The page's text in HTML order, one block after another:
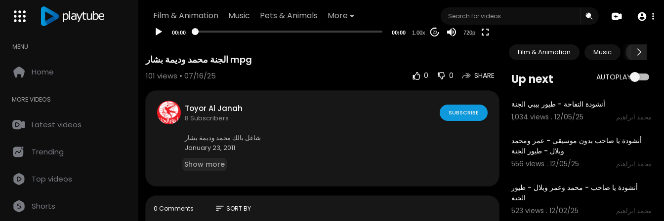
Film & Animation Music Pets & Animals More
MENU
Home
MORE VIDEOS
Latest videos
Trending
Top videos
Shorts
00:00 00:00 1.00x 20 720p
Film & Animation Music Pets &
Up next AUTOPLAY
أنشودة التفاحة - طيور بيبي الجنة
1,034 views . 12/05/25
محمد ابراهيم
أنشودة يا صاحب بدون موسيقى - عمر ومحمد
وبلال - طيور الجنة
556 views . 12/05/25
محمد ابراهيم
أنشودة يا صاحب - محمد وعمر وبلال - طيور
الجنة
523 views . 12/02/25
محمد ابراهيم
الجنة محمد وديمة بشار mpg
101 views • 07/16/25 0 0 SHARE
Toyor Al Janah
8 Subscribers
SUBSCRIBE
شاغل بالك محمد وديمة بشار
January 23, 2011
Show more
0 Comments sort SORT BY